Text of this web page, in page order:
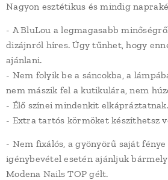
Nagyon esztétikus és mindig
- A BluLou a legmagasabb
dizájnról híres. Úgy tűnhet, hogy
ajánlani.
- Nem folyik be a sáncokba, a
nem mászik fel a kutikulára, nem
- Élő színei mindenkit elkápráztatnak.
- Extra tartós körmöket készíthetsz
- Nem fixálós, a gyönyörű saját
igénybevétel esetén ajánljuk
Modena Nails TOP gélt.